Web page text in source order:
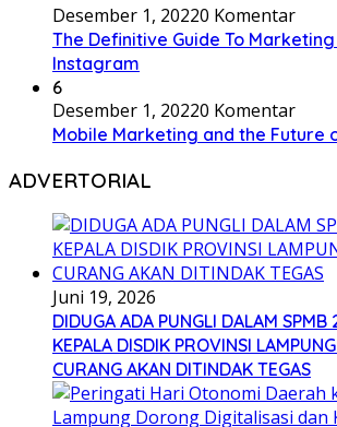
Desember 1, 20220 Komentar
The Definitive Guide To Marketing
Instagram
6
Desember 1, 20220 Komentar
Mobile Marketing and the Future
ADVERTORIAL
Juni 19, 2026
DIDUGA ADA PUNGLI DALAM
KEPALA DISDIK PROVINSI
CURANG AKAN DITINDAK TEGAS